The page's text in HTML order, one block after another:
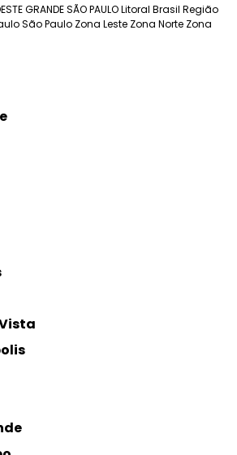
GRANDE SÃO PAULOLitoral Brasil Região
São Paulo Zona Leste Zona Norte Zona